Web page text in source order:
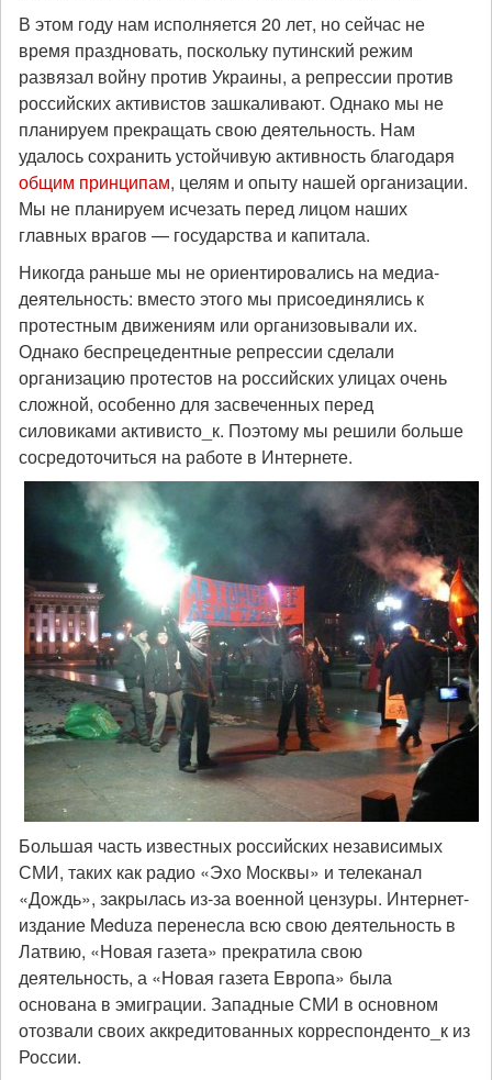
В этом году нам исполняется 20 лет, но сейчас не
время праздновать, поскольку путинский режим
развязал войну против Украины, а репрессии против
российских активистов зашкаливают. Однако мы не
планируем прекращать свою деятельность. Нам
удалось сохранить устойчивую активность благодаря
общим принципам, целям и опыту нашей организации.
Мы не планируем исчезать перед лицом наших
главных врагов — государства и капитала.
Никогда раньше мы не ориентировались на медиа-
деятельность: вместо этого мы присоединялись к
протестным движениям или организовывали их.
Однако беспрецедентные репрессии сделали
организацию протестов на российских улицах очень
сложной, особенно для засвеченных перед
силовиками активисто_к. Поэтому мы решили больше
сосредоточиться на работе в Интернете.
Большая часть известных российских независимых
СМИ, таких как радио «Эхо Москвы» и телеканал
«Дождь», закрылась из-за военной цензуры. Интернет-
издание Meduza перенесла всю свою деятельность в
Латвию, «Новая газета» прекратила свою
деятельность, а «Новая газета Европа» была
основана в эмиграции. Западные СМИ в основном
отозвали своих аккредитованных корреспонденто_к из
России.